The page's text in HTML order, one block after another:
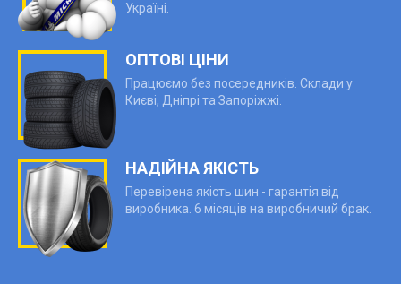
Україні.
ОПТОВІ ЦІНИ
Працюємо без посередників. Склади у
Києві, Дніпрі та Запоріжжі.
НАДІЙНА ЯКІСТЬ
Перевірена якість шин - гарантія від
виробника. 6 місяців на виробничий брак.